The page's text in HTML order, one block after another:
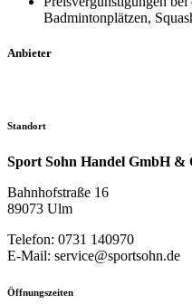
Badmintonplätzen,
Anbieter
Standort
Sport Sohn Handel GmbH &
Bahnhofstraße 16
89073 Ulm
Telefon: 0731 140970
E-Mail: service@sportsohn.de
Öffnungszeiten